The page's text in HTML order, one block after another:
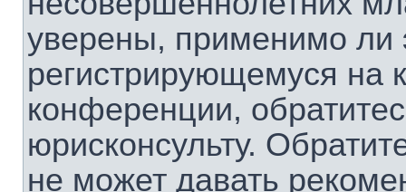
уверены, применимо ли
регистрирующемуся на
конференции,
юрисконсульту.
не может давать